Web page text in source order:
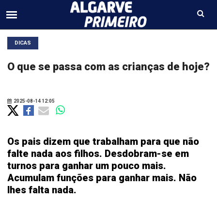
DICAS
O que se passa com as crianças de hoje?
2025-08-14 12:05
Os pais dizem que trabalham para que não
falte nada aos filhos. Desdobram-se em
turnos para ganhar um pouco mais.
Acumulam funções para ganhar mais. Não
lhes falta nada.